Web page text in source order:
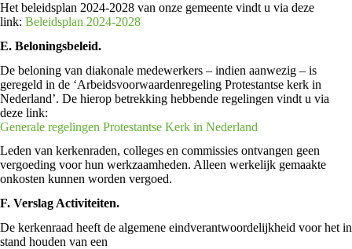
Het beleidsplan 2024-2028 van onze gemeente vindt u via deze
link: Beleidsplan 2024-2028
E. Beloningsbeleid.
De beloning van diakonale medewerkers – indien aanwezig – is
geregeld in de ‘Arbeidsvoorwaardenregeling Protestantse kerk in
Nederland’. De hierop betrekking hebbende regelingen vindt u via
deze link:
Generale regelingen Protestantse Kerk in Nederland
Leden van kerkenraden, colleges en commissies ontvangen geen
vergoeding voor hun werkzaamheden. Alleen werkelijk gemaakte
onkosten kunnen worden vergoed.
F. Verslag Activiteiten.
De kerkenraad heeft de algemene eindverantwoordelijkheid voor het in
stand houden van een